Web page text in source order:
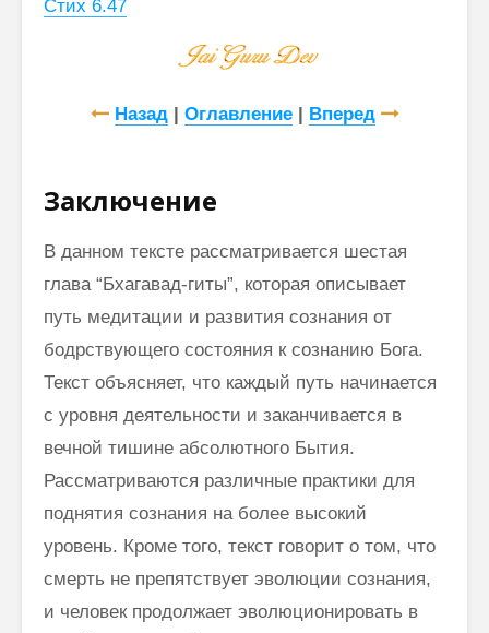
Стих 6.47
Назад| Оглавление| Вперед
Заключение
В данном тексте рассматривается шестая
глава “Бхагавад-гиты”, которая описывает
путь медитации и развития сознания от
бодрствующего состояния к сознанию Бога.
Текст объясняет, что каждый путь начинается
с уровня деятельности и заканчивается в
вечной тишине абсолютного Бытия.
Рассматриваются различные практики для
поднятия сознания на более высокий
уровень. Кроме того, текст говорит о том, что
смерть не препятствует эволюции сознания,
и человек продолжает эволюционировать в